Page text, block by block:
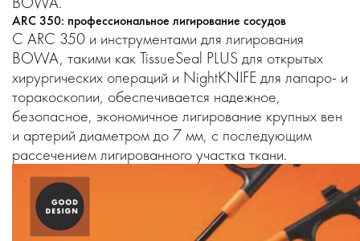
ARC 350: профессиональное лигирование сосудов
С ARC 350 и инструментами для лигирования
BOWA, такими как TissueSeal PLUS для открытых
хирургических операций и NightKNIFE для лапаро- и
торакоскопии, обеспечивается надежное,
безопасное, экономичное лигирование крупных вен
и артерий диаметром до 7 мм, с последующим
рассечением лигированного участка ткани.